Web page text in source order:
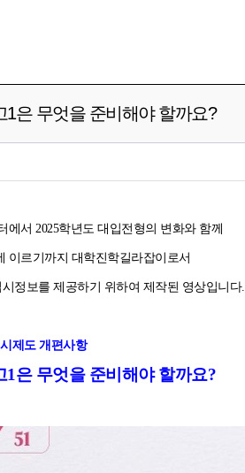
1은 무엇을 준비해야 할까요?
서 2025학년도 대입전형의 변화와 함께
이르기까지 대학진학길라잡이로서
정보를 제공하기 위하여 제작된 영상입니다.
제도 개편사항
1은 무엇을 준비해야 할까요?